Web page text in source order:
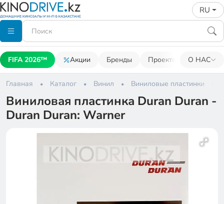
RU
FIFA 2026™ Акции Бренды Проекторы О НАС
Главная Каталог Винил Виниловые пластинки
Виниловая пластинка Duran Duran -
Duran Duran: Warner